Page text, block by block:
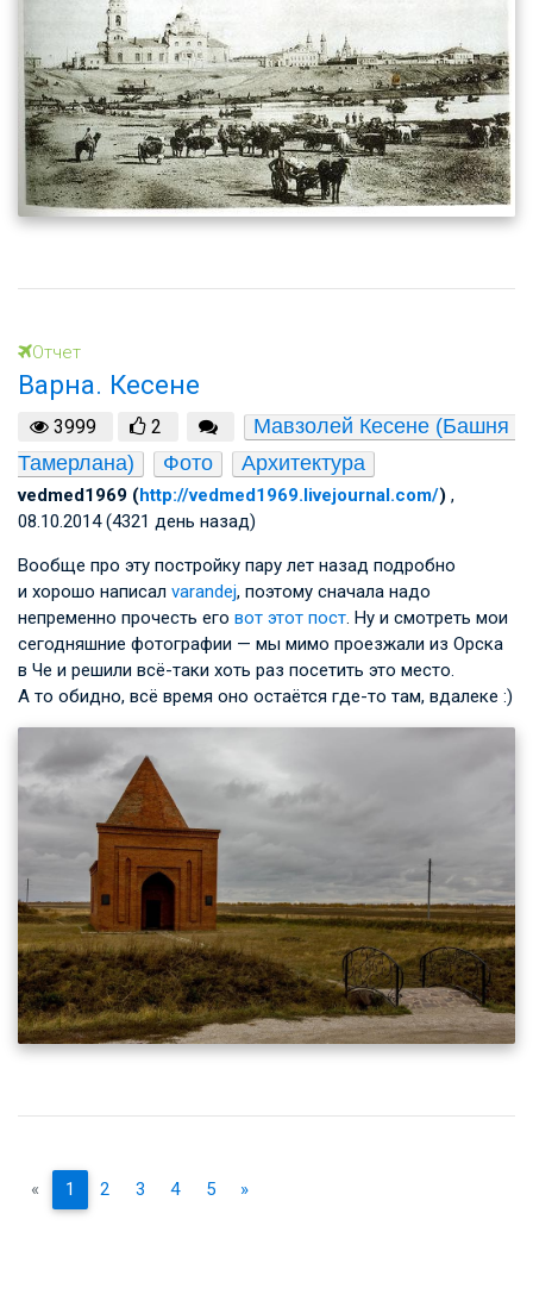
Отчет
Варна. Кесене
3999 2
Мавзолей Кесене (Башня
Тамерлана)
Фото Архитектура
vedmed1969 (http://vedmed1969.livejournal.com/) ,
08.10.2014 (4321 день назад)
Вообще про эту постройку пару лет назад подробно
и хорошо написал varandej, поэтому сначала надо
непременно прочесть его вот этот пост. Ну и смотреть мои
сегодняшние фотографии — мы мимо проезжали из Орска
в Че и решили всё-таки хоть раз посетить это место.
А то обидно, всё время оно остаётся где-то там, вдалеке :)
« 1 2 3 4 5 »